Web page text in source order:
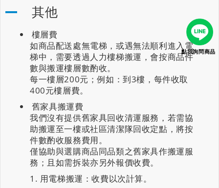
其他
樓層費
如商品配送處無電梯，或遇無法順利進入電
梯中，需要透過人力樓梯搬運，會按商品件
數與搬運樓層數酌收。
每一樓層200元；例如：到3樓，每件收取
400元樓層費。
舊家具搬運費
我們沒有提供舊家具回收清運服務，若需協
助搬運至一樓或社區清潔隊回收定點，將按
件數酌收服務費用。
僅協助與選購商品同品類之舊家具作搬運服
務；且如需拆裝亦另外報價收費。
用電梯搬運：收費以次計算。
點我詢問商品